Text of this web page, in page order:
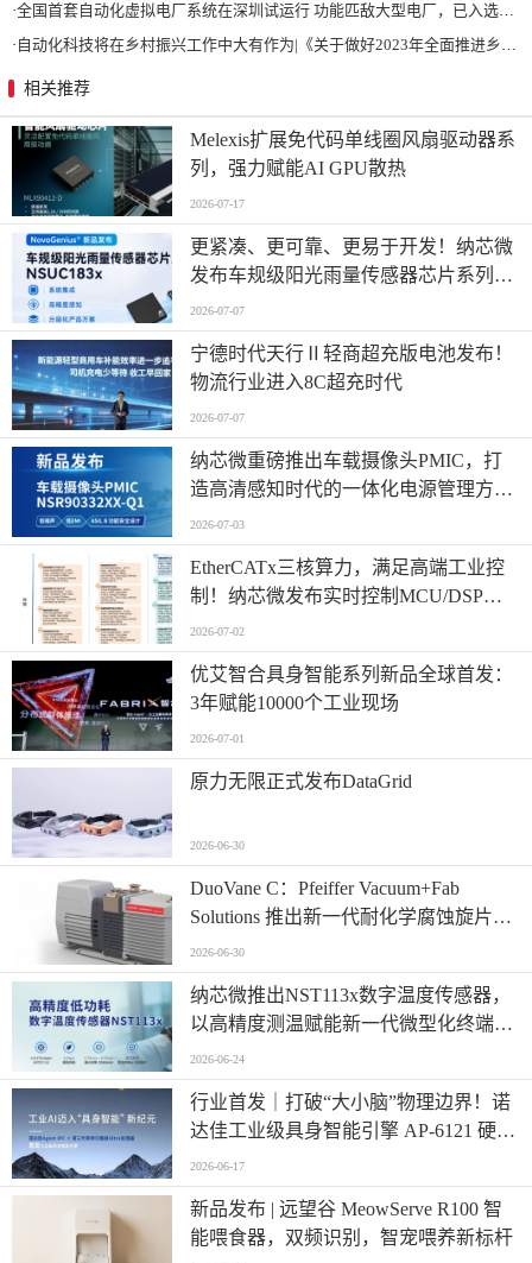
·全国首套自动化虚拟电厂系统在深圳试运行 功能匹敌大型电厂，已入选国际典型案例
· 自动化科技将在乡村振兴工作中大有作为|《关于做好2023年全面推进乡村振兴重点工作的意见》发布
相关推荐
Melexis扩展免代码单线圈风扇驱动器系
列，强力赋能AI GPU散热
2026-07-17
更紧凑、更可靠、更易于开发！纳芯微
发布车规级阳光雨量传感器芯片系列
NSUC183x
2026-07-07
宁德时代天行Ⅱ轻商超充版电池发布！
物流行业进入8C超充时代
2026-07-07
纳芯微重磅推出车载摄像头PMIC，打
造高清感知时代的一体化电源管理方
案！
2026-07-03
EtherCATx三核算力，满足高端工业控
制！纳芯微发布实时控制MCU/DSP
NS800RTA7系列
2026-07-02
优艾智合具身智能系列新品全球首发：
3年赋能10000个工业现场
2026-07-01
原力无限正式发布DataGrid
2026-06-30
​DuoVane C：Pfeiffer Vacuum+Fab
Solutions 推出新一代耐化学腐蚀旋片真
空泵
2026-06-30
纳芯微推出NST113x数字温度传感器，
以高精度测温赋能新一代微型化终端设
计
2026-06-24
行业首发｜打破“大小脑”物理边界！诺
达佳工业级具身智能引擎 AP-6121 硬核
登场
2026-06-17
新品发布 | 远望谷 MeowServe R100 智
能喂食器，双频识别，智宠喂养新标杆